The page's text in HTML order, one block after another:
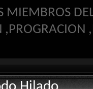
MIEMBROS
,PROGRACION